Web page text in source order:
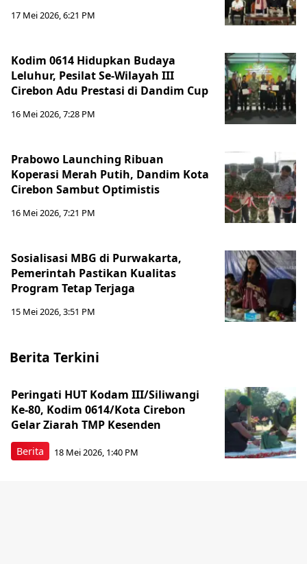
17 Mei 2026, 6:21 PM
Kodim 0614 Hidupkan Budaya
Leluhur, Pesilat Se-Wilayah III
Cirebon Adu Prestasi di Dandim Cup
16 Mei 2026, 7:28 PM
Prabowo Launching Ribuan
Koperasi Merah Putih, Dandim Kota
Cirebon Sambut Optimistis
16 Mei 2026, 7:21 PM
Sosialisasi MBG di Purwakarta,
Pemerintah Pastikan Kualitas
Program Tetap Terjaga
15 Mei 2026, 3:51 PM
Berita Terkini
Berita
Peringati HUT Kodam III/Siliwangi
Ke-80, Kodim 0614/Kota Cirebon
Gelar Ziarah TMP Kesenden
18 Mei 2026, 1:40 PM